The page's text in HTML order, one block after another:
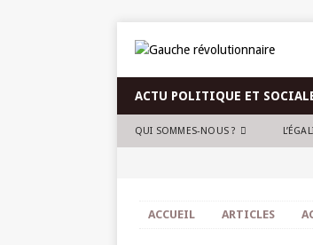
ACTU POLITIQUE ET
QUI SOMMES-NOUS ?
ACCUEIL ARTICLES